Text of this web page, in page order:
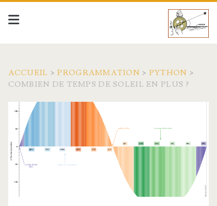
ACCUEIL >PROGRAMMATION > PYTHON >
COMBIEN DE TEMPS DE SOLEIL EN PLUS ?